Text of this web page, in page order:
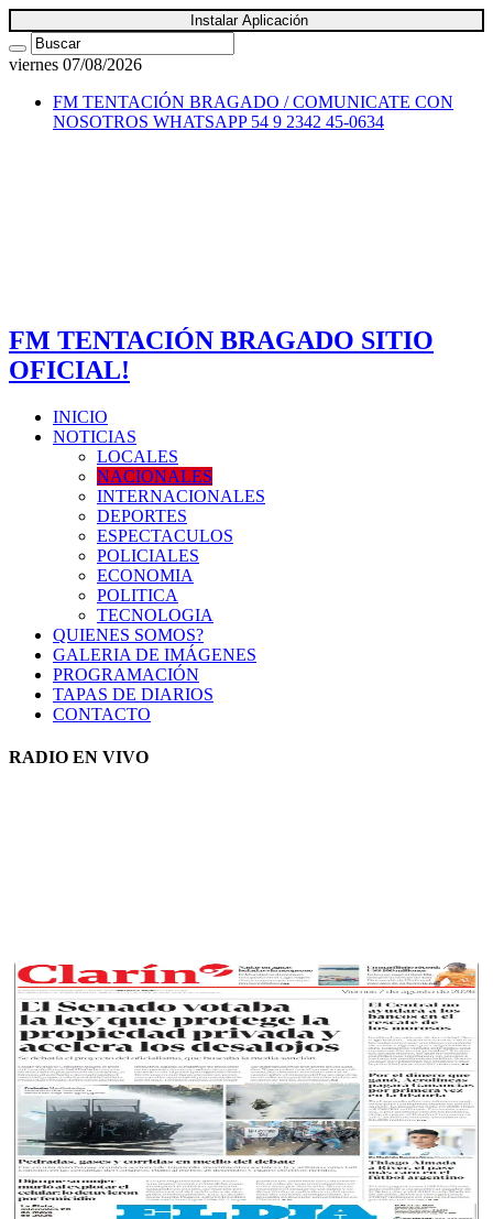
Instalar Aplicación
viernes 07/08/2026
FM TENTACIÓN BRAGADO / COMUNICATE CON
NOSOTROS WHATSAPP 54 9 2342 45-0634
FM TENTACIÓN BRAGADO SITIO
OFICIAL!
INICIO
NOTICIAS
LOCALES
NACIONALES
INTERNACIONALES
DEPORTES
ESPECTACULOS
POLICIALES
ECONOMIA
POLITICA
TECNOLOGIA
QUIENES SOMOS?
GALERIA DE IMÁGENES
PROGRAMACIÓN
TAPAS DE DIARIOS
CONTACTO
RADIO EN VIVO